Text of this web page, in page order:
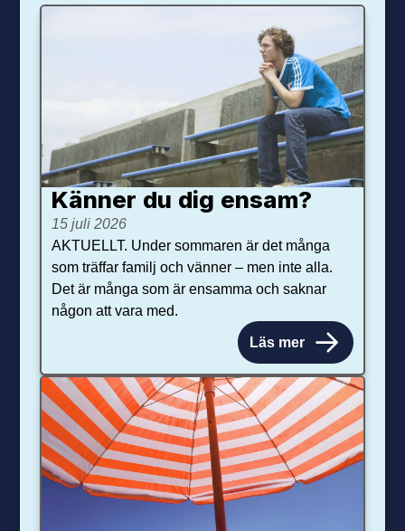
Känner du dig ensam?
15 juli 2026
AKTUELLT. Under sommaren är det många
som träffar familj och vänner – men inte alla.
Det är många som är ensamma och saknar
någon att vara med.
Läs mer